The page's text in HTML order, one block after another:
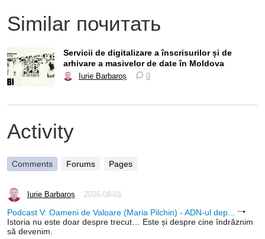
Similar почитать
Servicii de digitalizare a înscrisurilor și de
arhivare a masivelor de date în Moldova
Iurie Barbaroș 0
Activity
Comments Forums Pages
Iurie Barbaroș 2026-08-01
Podcast V: Oameni de Valoare (Maria Pilchin) - ADN-ul dep...
Istoria nu este doar despre trecut… Este și despre cine îndrăznim
să devenim.